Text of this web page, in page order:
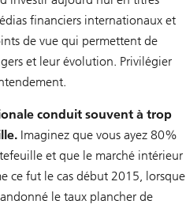
financiers internationaux et
de vue qui permettent de
et leur évolution. Privilégier
conduit souvent à trop
Imaginez que vous ayez 80%
et que le marché intérieur
ce fut le cas début 2015, lorsque
le taux plancher de